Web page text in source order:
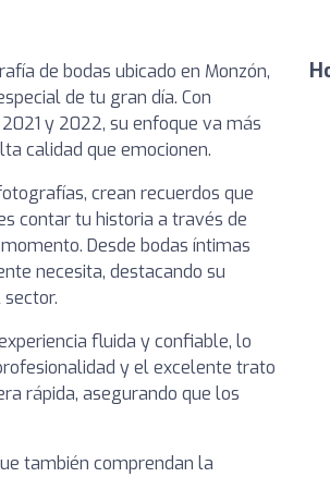
de bodas ubicado en Monzón,
de tu gran día. Con
y 2022, su enfoque va más
calidad que emocionen.
crean recuerdos que
contar tu historia a través de
Desde bodas íntimas
necesita, destacando su
fluida y confiable, lo
y el excelente trato
rápida, asegurando que los
también comprendan la